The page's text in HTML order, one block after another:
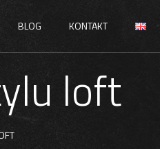
BLOG KONTAKT
loft